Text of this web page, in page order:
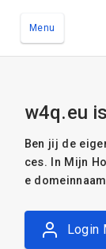
Menu
w4q.eu
Ben jij de
ces. In Mijn
e
Login